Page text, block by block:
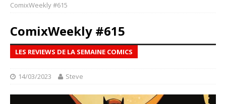
ComixWeekly #615
ComixWeekly #615
LES REVIEWS DE LA SEMAINE COMICS
14/03/2023 Steve